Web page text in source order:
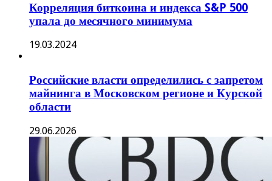
Корреляция биткоина и индекса S&P 500
упала до месячного минимума
19.03.2024
Российские власти определились с запретом
майнинга в Московском регионе и Курской
области
29.06.2026